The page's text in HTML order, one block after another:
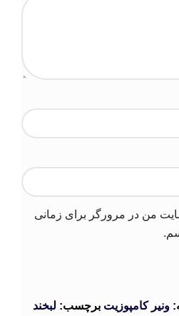
من در مرورگر برای زمانی
ونیر کامپوزیت برچسب: لبخند